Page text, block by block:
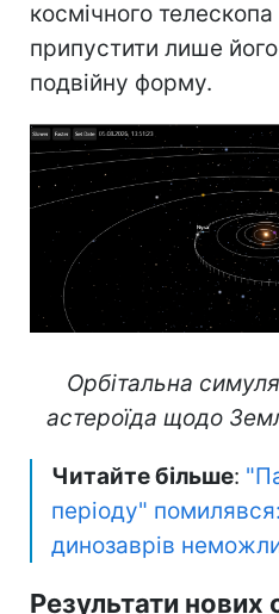
космічного
припустити лише
подвійну форму.
Орбітальна
астероїда щодо
Читайте більше:
періоду"
динозаврів
Результати